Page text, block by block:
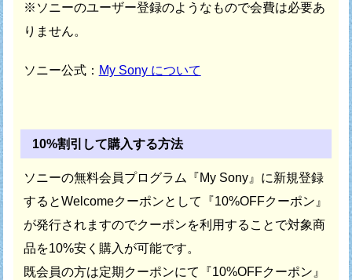
※ソニーのユーザー登録のようなもので会費は必要あ
りません。
ソニー公式： My Sony について
10%割引して購入する方法
ソニーの無料会員プログラム『My Sony』に新規登録
するとWelcomeクーポンとして『10%OFFクーポン』
が発行されますのでクーポンを利用することで対象商
品を10%安く購入が可能です。
既会員の方は定期クーポンにて『10%OFFクーポン』